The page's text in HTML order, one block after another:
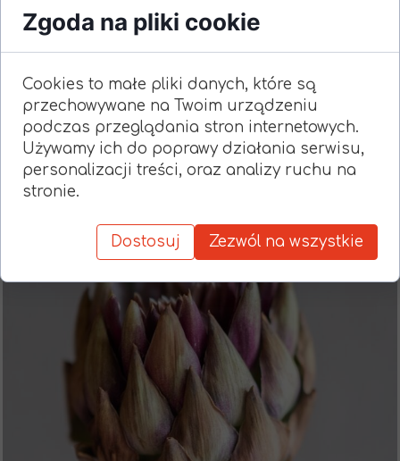
HDL cholesterolu i zapobiega tworzeniu
blaszek miażdżycowych. Stymuluje syntezę
śródbłonku naczyniowym.
Zgoda na pliki cookie
Cookies to małe pliki danych, które są
przechowywane na Twoim urządzeniu
podczas przeglądania stron internetowych.
Używamy ich do poprawy działania serwisu,
personalizacji treści, oraz analizy ruchu na
stronie.
Dostosuj Zezwól na wszystkie